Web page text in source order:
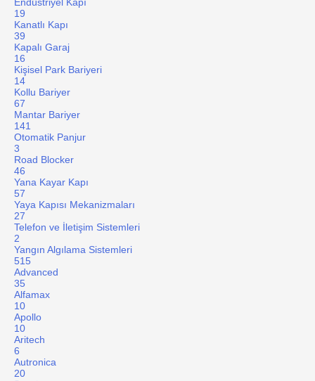
19
Kanatlı Kapı
39
Kapalı Garaj
16
Kişisel Park Bariyeri
14
Kollu Bariyer
67
Mantar Bariyer
141
Otomatik Panjur
3
Road Blocker
46
Yana Kayar Kapı
57
Yaya Kapısı Mekanizmaları
27
Telefon ve İletişim Sistemleri
2
Yangın Algılama Sistemleri
515
Advanced
35
Alfamax
10
Apollo
10
Aritech
6
Autronica
20